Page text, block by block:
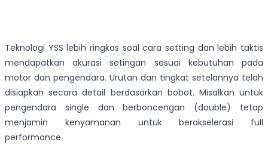
Teknologi YSS lebih ringkas soal cara setting dan lebih taktis
mendapatkan akurasi setingan sesuai kebutuhan pada
motor dan pengendara. Urutan dan tingkat setelannya telah
disiapkan secara detail berdasarkan bobot. Misalkan untuk
pengendara single dan berboncengan (double) tetap
menjamin kenyamanan untuk berakselerasi full
performance.